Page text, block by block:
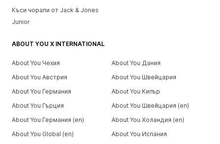
Къси чорапи от Jack & Jones
Junior
ABOUT YOU X INTERNATIONAL
About You Чехия
About You Дания
About You Австрия
About You Швейцария
About You Германия
About You Кипър
About You Гърция
About You Швейцария (en)
About You Германия (en)
About You Холандия (en)
About You Global (en)
About You Испания